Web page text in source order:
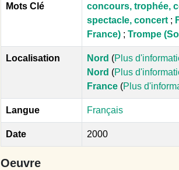
Mots Clé
concours, trophée,
spectacle, concert ;
France) ; Trompe
Localisation Nord (Plus
Nord (Plus
France (Plus
Langue Français
Date 2000
Oeuvre